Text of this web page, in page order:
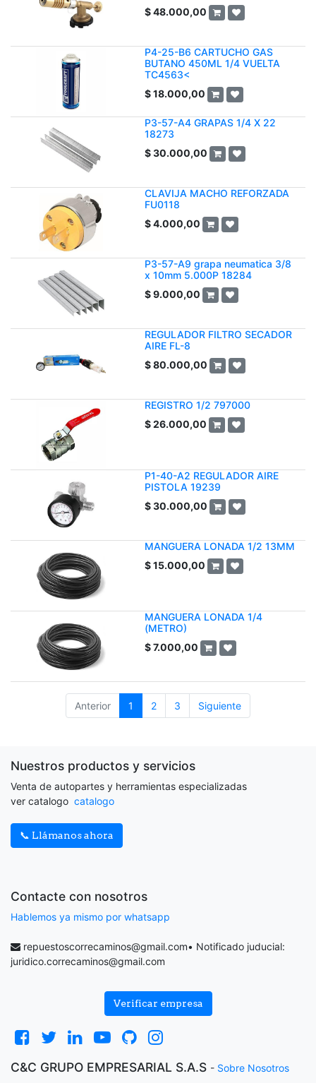
$48.000,00
P4-25-B6 CARTUCHO GAS
BUTANO 450ML 1/4 VUELTA
TC4563<
$18.000,00
P3-57-A4 GRAPAS 1/4 X 22
18273
$30.000,00
CLAVIJA MACHO REFORZADA
FU0118
$4.000,00
P3-57-A9 grapa neumatica 3/8
x 10mm 5.000P 18284
$9.000,00
REGULADOR FILTRO SECADOR
AIRE FL-8
$80.000,00
REGISTRO 1/2 797000
$26.000,00
P1-40-A2 REGULADOR AIRE
PISTOLA 19239
$30.000,00
MANGUERA LONADA 1/2 13MM
$15.000,00
MANGUERA LONADA 1/4
(METRO)
$7.000,00
Anterior 1 2 3 Siguiente
Nuestros productos y servicios
Venta de autopartes y herramientas especializadas
ver catalogo catalogo
📞 Llámanos ahora
Contacte con nosotros
Hablemos ya mismo por whatsapp
repuestoscorrecaminos@gmail.com• Notificado juducial:
juridico.correcaminos@gmail.com
Verificar empresa
C&C GRUPO EMPRESARIAL S.A.S - Sobre Nosotros